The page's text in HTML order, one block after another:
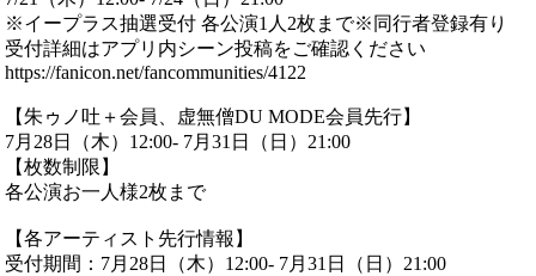
※イープラス抽選受付 各公演1人2枚まで※同行者登録有り
受付詳細はアプリ内シーン投稿をご確認ください
https://fanicon.net/fancommunities/4122
【朱ゥノ吐＋会員、虚無僧DU MODE会員先行】
7月28日（木）12:00- 7月31日（日）21:00
【枚数制限】
各公演お一人様2枚まで
【各アーティスト先行情報】
受付期間：7月28日（木）12:00- 7月31日（日）21:00